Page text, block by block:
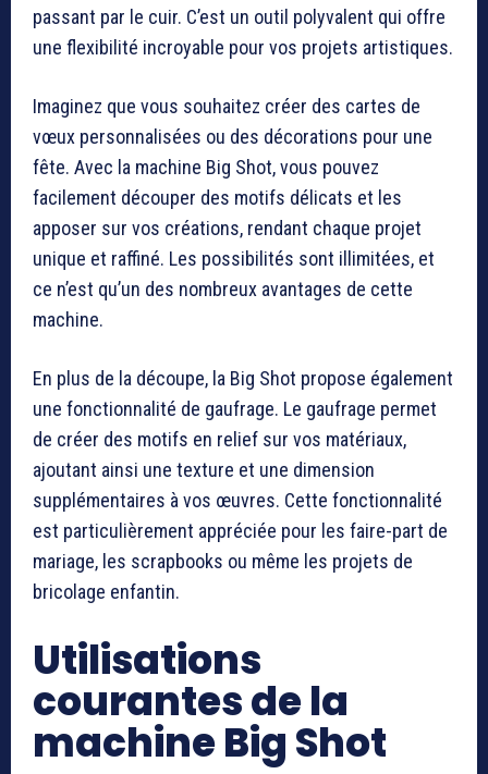
passant par le cuir. C’est un outil polyvalent qui offre
une flexibilité incroyable pour vos projets artistiques.
Imaginez que vous souhaitez créer des cartes de
vœux personnalisées ou des décorations pour une
fête. Avec la machine Big Shot, vous pouvez
facilement découper des motifs délicats et les
apposer sur vos créations, rendant chaque projet
unique et raffiné. Les possibilités sont illimitées, et
ce n’est qu’un des nombreux avantages de cette
machine.
En plus de la découpe, la Big Shot propose également
une fonctionnalité de gaufrage. Le gaufrage permet
de créer des motifs en relief sur vos matériaux,
ajoutant ainsi une texture et une dimension
supplémentaires à vos œuvres. Cette fonctionnalité
est particulièrement appréciée pour les faire-part de
mariage, les scrapbooks ou même les projets de
bricolage enfantin.
Utilisations
courantes de la
machine Big Shot